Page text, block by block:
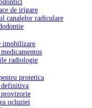
de irigare
canalelor radiculare
imobilizare
radiologie
protetica
definitiva
provizorie
ocluziei